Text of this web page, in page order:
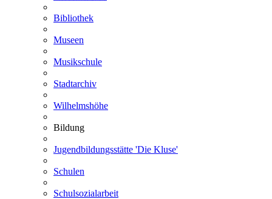
Bibliothek
Museen
Musikschule
Stadtarchiv
Wilhelmshöhe
Bildung
Jugendbildungsstätte 'Die Kluse'
Schulen
Schulsozialarbeit